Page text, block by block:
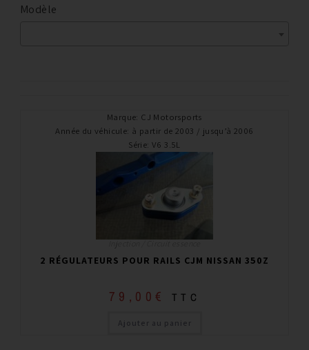
Modèle
Marque: CJ Motorsports
Année du véhicule: à partir de 2003 / jusqu’à 2006
Série: V6 3.5L
2 RÉGULATEURS POUR RAILS CJM NISSAN 350Z
79,00 € TTC
Ajouter au panier